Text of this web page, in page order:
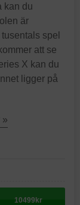
kan du
är
spel
att se
X kan du
ligger på
»
10499kr